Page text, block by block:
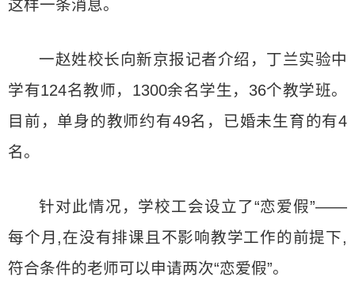
这样一条消息。
一赵姓校长向新京报记者介绍，丁兰实验中
学有124名教师，1300余名学生，36个教学班。
目前，单身的教师约有49名，已婚未生育的有4
名。
针对此情况，学校工会设立了“恋爱假”——
每个月,在没有排课且不影响教学工作的前提下,
符合条件的老师可以申请两次“恋爱假”。